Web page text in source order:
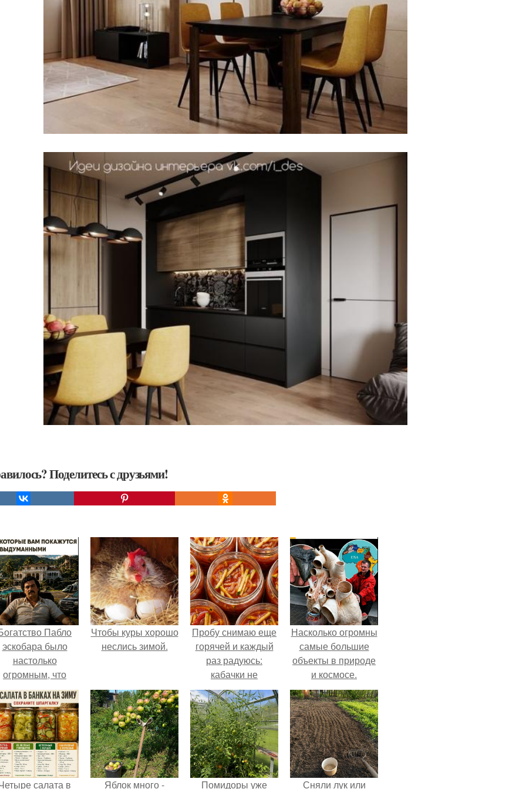
Поделитесь с друзьями!
Пабло
эскобара было
настолько
огромным, что
истории о
нём звучат как
вымысел.
Чтобы куры хорошо
неслись зимой.
Пробу снимаю еще
горячей и каждый
раз радуюсь:
кабачки не
развариваются, а
соус получается
густым и
пикантным.
Насколько огромны
самые большие
объекты в природе
и космосе.
салата в Яблок много - Помидоры уже Сняли лук или